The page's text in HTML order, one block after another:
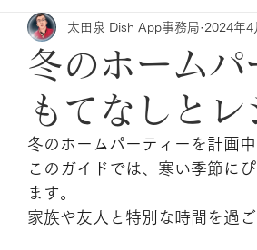
冬のホーム
もてなしとレ
太田泉 Dish App事務局 2024年4
冬のホームパーティーを計画中
このガイドでは、寒い季節に
ます。
家族や友人と特別な時間を過ご